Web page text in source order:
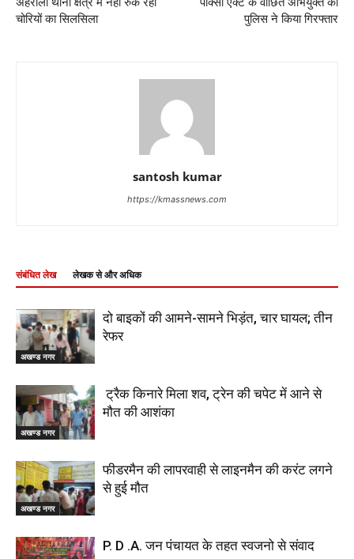
चोरियों का सिलसिला
पुलिस ने किया गिरफ्तार
santosh kumar
https://kmassnews.com
संबंधित लेख लेखक से और अधिक
अखण्ड नगर
दो बाइकों की आमने-सामने भिड़ंत, चार घायल; तीन
रेफर
अखण्ड नगर
ट्रैक किनारे मिला शव, ट्रेन की चपेट में आने से
मौत की आशंका
अखण्ड नगर
फीडरमैन की लापरवाही से लाइनमैन की करंट लगने
से हुई मौत
P. D .A. जन पंचायत के तहत स्वजनो से संवाद